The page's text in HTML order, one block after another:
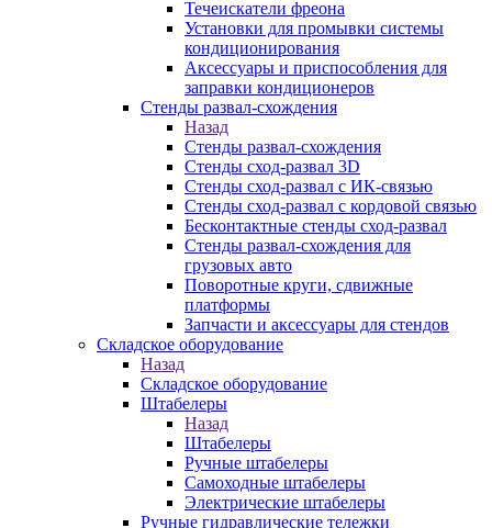
Течеискатели фреона
Установки для промывки системы
кондиционирования
Аксессуары и приспособления для
заправки кондиционеров
Стенды развал-схождения
Назад
Стенды развал-схождения
Стенды сход-развал 3D
Стенды сход-развал с ИК-связью
Стенды сход-развал с кордовой связью
Бесконтактные стенды сход-развал
Стенды развал-схождения для
грузовых авто
Поворотные круги, сдвижные
платформы
Запчасти и аксессуары для стендов
Складское оборудование
Назад
Складское оборудование
Штабелеры
Назад
Штабелеры
Ручные штабелеры
Самоходные штабелеры
Электрические штабелеры
Ручные гидравлические тележки